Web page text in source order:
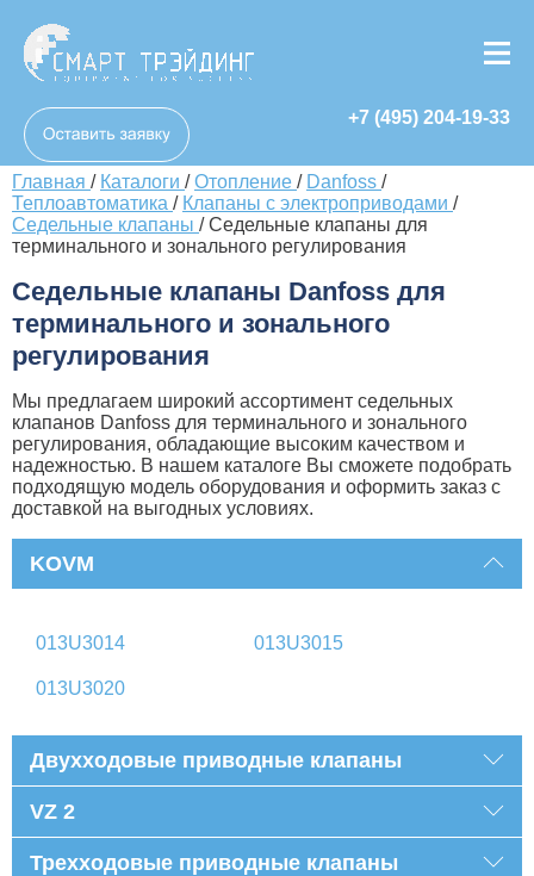
+7 (495) 204-19-33
Главная / Каталоги /Отопление / Danfoss /
Теплоавтоматика / Клапаны с электроприводами /
Седельные клапаны /Седельные клапаны для
терминального и зонального регулирования
Седельные клапаны Danfoss для
терминального и зонального
регулирования
Мы предлагаем широкий ассортимент седельных
клапанов Danfoss для терминального и зонального
регулирования, обладающие высоким качеством и
надежностью. В нашем каталоге Вы сможете подобрать
подходящую модель оборудования и оформить заказ с
доставкой на выгодных условиях.
KOVM
013U3014 013U3015
013U3020
Двухходовые приводные клапаны
VZ 2
Трехходовые приводные клапаны